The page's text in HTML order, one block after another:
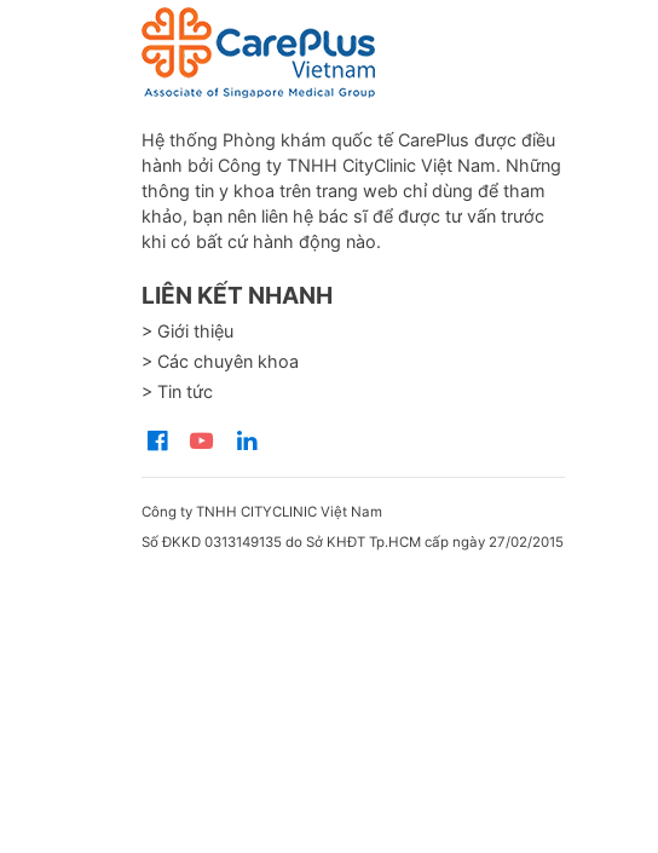
Hệ thống Phòng khám quốc tế CarePlus được điều
hành bởi Công ty TNHH CityClinic Việt Nam. Những
thông tin y khoa trên trang web chỉ dùng để tham
khảo, bạn nên liên hệ bác sĩ để được tư vấn trước
khi có bất cứ hành động nào.
LIÊN KẾT NHANH
> Giới thiệu
> Các chuyên khoa
> Tin tức
Công ty TNHH CITYCLINIC Việt Nam
Số ĐKKD 0313149135 do Sở KHĐT Tp.HCM cấp ngày 27/02/2015